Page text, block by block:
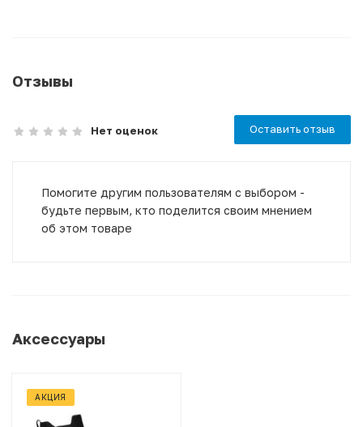
Отзывы
Нет оценок Оставить отзыв
Помогите другим пользователям с выбором -
будьте первым, кто поделится своим мнением
об этом товаре
Аксессуары
АКЦИЯ